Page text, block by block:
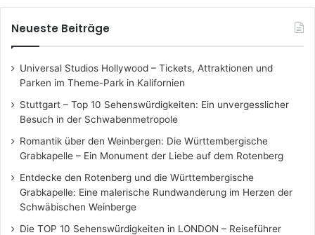
h
c
Neueste Beiträge
Universal Studios Hollywood – Tickets, Attraktionen und
Parken im Theme-Park in Kalifornien
Stuttgart – Top 10 Sehenswürdigkeiten: Ein unvergesslicher
Besuch in der Schwabenmetropole
Romantik über den Weinbergen: Die Württembergische
Grabkapelle – Ein Monument der Liebe auf dem Rotenberg
Entdecke den Rotenberg und die Württembergische
Grabkapelle: Eine malerische Rundwanderung im Herzen der
Schwäbischen Weinberge
Die TOP 10 Sehenswürdigkeiten in LONDON – Reiseführer